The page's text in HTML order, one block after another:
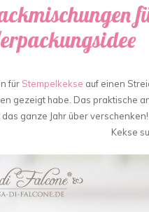
für Stempelkekse auf einen
gezeigt habe. Das praktische
ganze Jahr über
Kekse